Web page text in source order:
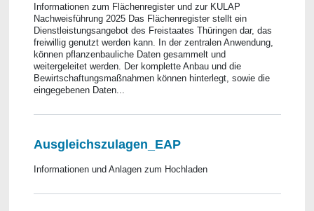
Informationen zum Flächenregister und zur KULAP
Nachweisführung 2025 Das Flächenregister stellt ein
Dienstleistungsangebot des Freistaates Thüringen dar, das
freiwillig genutzt werden kann. In der zentralen Anwendung,
können pflanzenbauliche Daten gesammelt und
weitergeleitet werden. Der komplette Anbau und die
Bewirtschaftungsmaßnahmen können hinterlegt, sowie die
eingegebenen Daten...
Ausgleichszulagen_EAP
Informationen und Anlagen zum Hochladen